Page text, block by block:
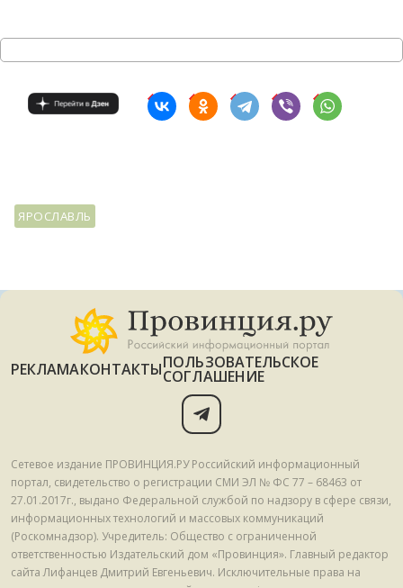
Ч
ЯРОСЛАВЛЬ
РЕКЛАМАКОНТАКТЫПОЛЬЗОВАТЕЛЬСКОЕ
СОГЛАШЕНИЕ
Сетевое издание ПРОВИНЦИЯ.РУ Российский информационный
портал, свидетельство о регистрации СМИ ЭЛ № ФС 77 – 68463 от
27.01.2017г., выдано Федеральной службой по надзору в сфере связи,
информационных технологий и массовых коммуникаций
(Роскомнадзор). Учредитель: Общество с ограниченной
ответственностью Издательский дом «Провинция». Главный редактор
сайта Лифанцев Дмитрий Евгеньевич. Исключительные права на